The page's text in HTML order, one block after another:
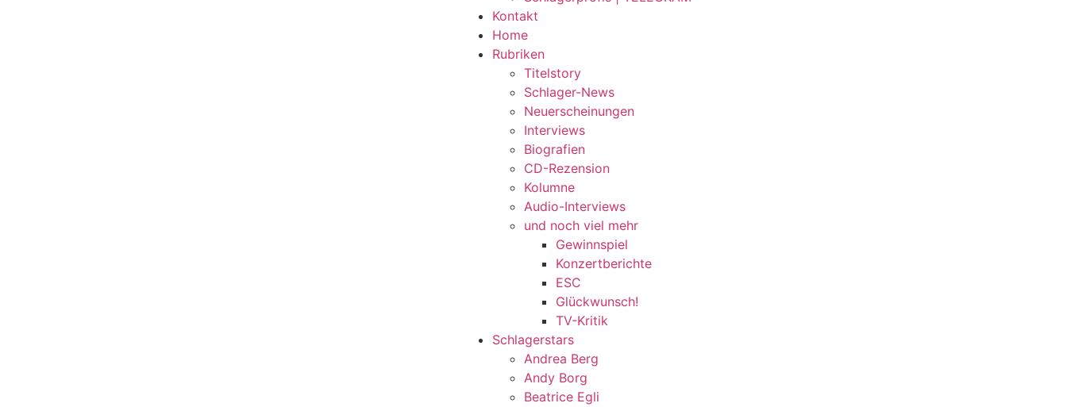
Kontakt
Home
Rubriken
Titelstory
Schlager-News
Neuerscheinungen
Interviews
Biografien
CD-Rezension
Kolumne
Audio-Interviews
und noch viel mehr
Gewinnspiel
Konzertberichte
ESC
Glückwunsch!
TV-Kritik
Schlagerstars
Andrea Berg
Andy Borg
Beatrice Egli